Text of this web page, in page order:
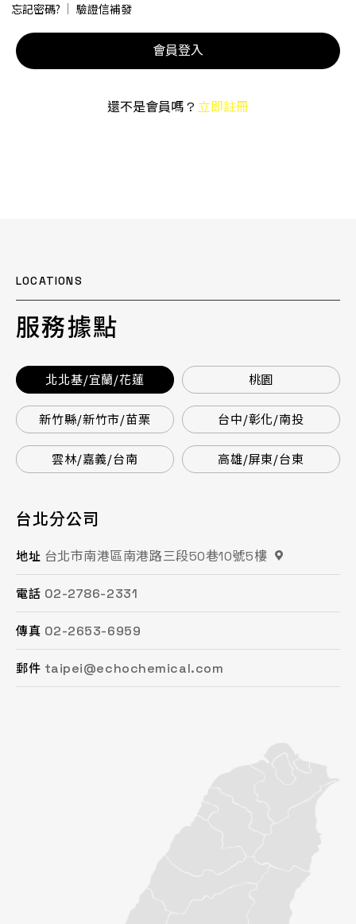
忘記密碼? 驗證信補發
會員登入
還不是會員嗎 ? 立即註冊
LOCATIONS
服務據點
北北基/宜蘭/花蓮 桃園
新竹縣/新竹市/苗栗 台中/彰化/南投
雲林/嘉義/台南 高雄/屏東/台東
台北分公司
地址 台北市南港區南港路三段50巷10號5樓
電話 02-2786-2331
傳真 02-2653-6959
郵件 taipei@echochemical.com
桃園分公司
地址 桃園市平鎮區復興街62號2樓
電話 03-494-6939
傳真 03-493-0687
郵件 chungli@echochemical.com
總公司 / 竹苗分公司
地址 苗栗縣頭份市工業路16號
電話 037-621-088
傳真 037-615-096
郵件 miaoli@echochemical.com
台中分公司
地址 台中市南屯區文心路一段218號15F之2
電話 04-2472-8859
傳真 04-2472-8825
郵件 taichung@echochemical.com
台南分公司
地址 台南市永康區鹽洲一街63巷33號
電話 06-243-6589
傳真 06-253-8208
郵件 tainan@echochemical.com
高雄分公司
地址 高雄市鳳山區鳳頂路479號
電話 07-753-9988
傳真 07-753-1958
郵件 kaohsiung@echochemical.com